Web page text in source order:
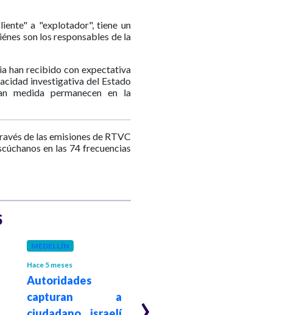
a "explotador", tiene un
son los responsables de la
han recibido con expectativa
investigativa del Estado
medida permanecen en la
de las emisiones de RTVC
en las 74 frecuencias
MEDELLÍN
Hace 5 meses
Autoridades
capturan a